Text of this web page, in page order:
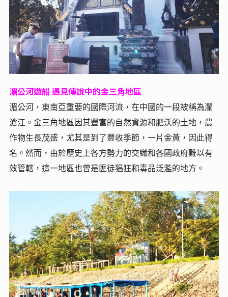
湄公河遊船 遇見傳說中的金三角地區
湄公河，東南亞重要的國際河流，在中國的一段被稱為瀾
滄江。金三角地區因其豐富的自然資源和肥沃的土地，農
作物生長茂盛，尤其是到了豐收季節，一片金黃，因此得
名。然而，由於歷史上各方勢力的交織和各國政府難以有
效管轄，這一地區也曾是匪徒猖狂和毒品泛濫的地方。